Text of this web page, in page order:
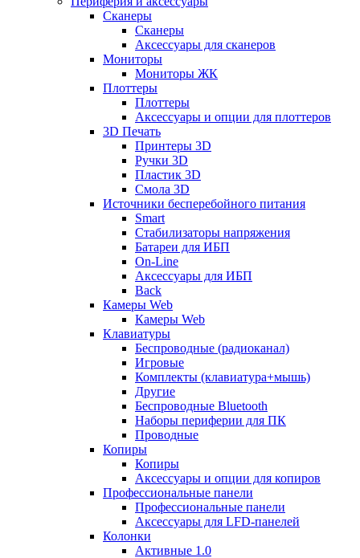
Сканеры
Сканеры
Аксессуары для сканеров
Мониторы
Мониторы ЖК
Плоттеры
Плоттеры
Аксессуары и опции для плоттеров
3D Печать
Принтеры 3D
Ручки 3D
Пластик 3D
Смола 3D
Источники бесперебойного питания
Smart
Стабилизаторы напряжения
Батареи для ИБП
On-Line
Аксессуары для ИБП
Back
Камеры Web
Камеры Web
Клавиатуры
Беспроводные (радиоканал)
Игровые
Комплекты (клавиатура+мышь)
Другие
Беспроводные Bluetooth
Наборы периферии для ПК
Проводные
Копиры
Копиры
Аксессуары и опции для копиров
Профессиональные панели
Профессиональные панели
Аксессуары для LFD-панелей
Колонки
Активные 1.0